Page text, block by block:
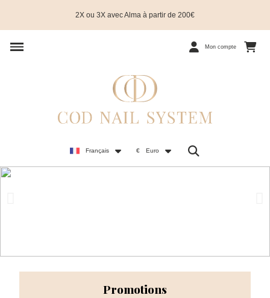
2X ou 3X avec Alma à partir de 200€
Mon compte
Français € Euro
Promotions